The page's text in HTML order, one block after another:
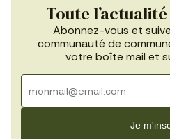
Toute
Abonnez-vous et
communauté de
votre boîte mail et
Je